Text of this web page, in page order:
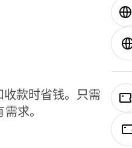
款时省钱。只需
求。